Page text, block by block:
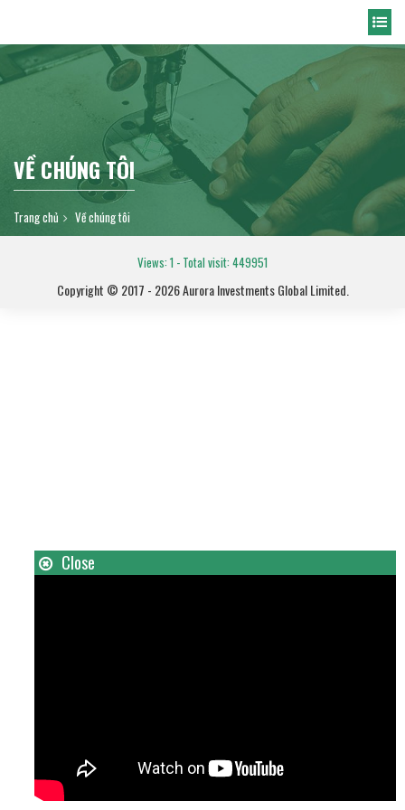
VỀ CHÚNG TÔI
Trang chủ Về chúng tôi
Close
Views: 1 - Total visit: 449951
Copyright © 2017 - 2026 Aurora Investments Global Limited.